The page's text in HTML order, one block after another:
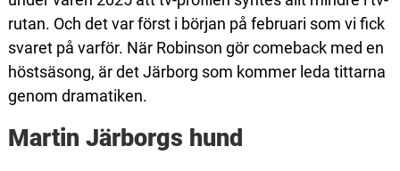
rutan. Och det var först i början på februari som vi fick
svaret på varför. När Robinson gör comeback med en
höstsäsong, är det Järborg som kommer leda tittarna
genom dramatiken.
Martin Järborgs hund